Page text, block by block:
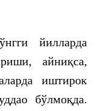
йилларда
айниқса,
иштирок
бўлмоқда.